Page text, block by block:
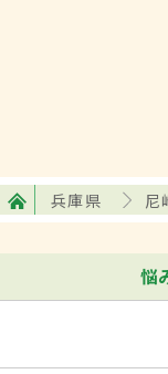
兵庫県 尼
悩